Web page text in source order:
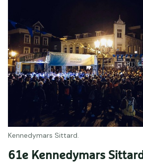
61e Kennedymars Sittard
Kennedymars Sittard.